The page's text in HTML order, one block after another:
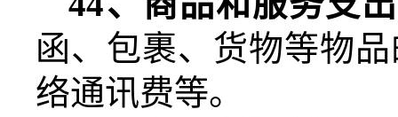
函、包裹、货物等物
络通讯费等。